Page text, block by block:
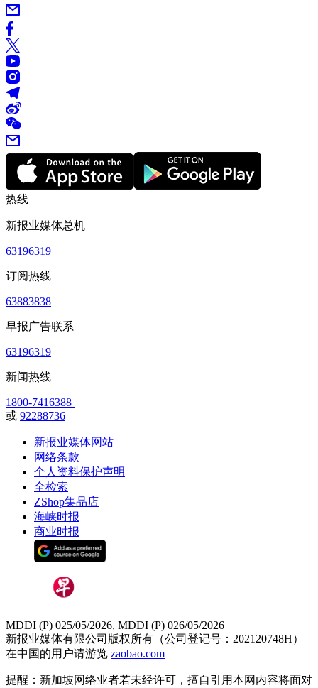
热线
新报业媒体总机
63196319
订阅热线
63883838
早报广告联系
63196319
新闻热线
1800-7416388
或 92288736
新报业媒体网站
网络条款
个人资料保护声明
全检索
ZShop集品店
海峡时报
商业时报
MDDI (P) 025/05/2026, MDDI (P) 026/05/2026
新报业媒体有限公司版权所有（公司登记号：202120748H）
在中国的用户请游览 zaobao.com
提醒：新加坡网络业者若未经许可，擅自引用本网内容将面对